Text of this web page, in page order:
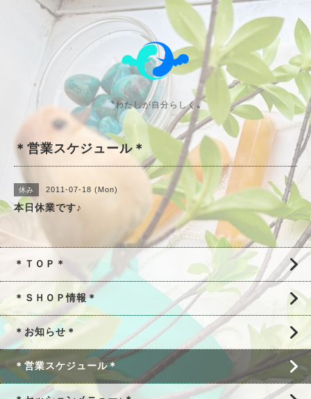
〝わたしが自分らしく〟
＊営業スケジュール＊
休み 2011-07-18 (Mon)
本日休業です♪
＊ＴＯＰ＊
＊ＳＨＯＰ情報＊
＊お知らせ＊
＊営業スケジュール＊